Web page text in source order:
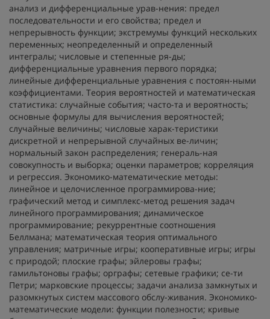
анализ и дифференциальные урав-нения: предел
последовательности и его свойства; предел и
непрерывность функции; экстремумы функций нескольких
переменных; неопределенный и определенный
интегралы; числовые и степенные ря-ды;
дифференциальные уравнения первого порядка;
линейные дифференциальные уравнения с постоян-ными
коэффициентами. Теория вероятностей и математическая
статистика: случайные события; часто-та и вероятность;
основные формулы для вычисления вероятностей;
случайные величины; числовые харак-теристики
дискретной и непрерывной случайных ве-личин;
нормальный закон распределения; генераль-ная
совокупность и выборка; оценки параметров; корреляция
и регрессия. Экономико-математические методы:
линейное и целочисленное программирова-ние;
графический метод и симплекс-метод решения задач
линейного программирования; динамическое
программирование; рекуррентные соотношения
Беллмана; математическая теория оптимального
управления; матричные игры; кооперативные игры; игры
с природой; плоские графы; эйлеровы графы;
гамильтоновы графы; орграфы; сетевые графики; се-ти
Петри; марковские процессы; задачи анализа замкнутых и
разомкнутых систем массового обслу-живания. Экономико-
математические модели: функции полезности; кривые